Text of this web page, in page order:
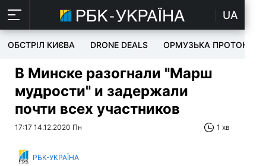
UA
ОБСТРІЛ КИЄВА DRONE DEALS ОРМУЗЬКА ПРОТОКА
В Минске разогнали "Марш
мудрости" и задержали
почти всех участников
17:17 14.12.2020 Пн 1 хв
РБК-УКРАЇНА